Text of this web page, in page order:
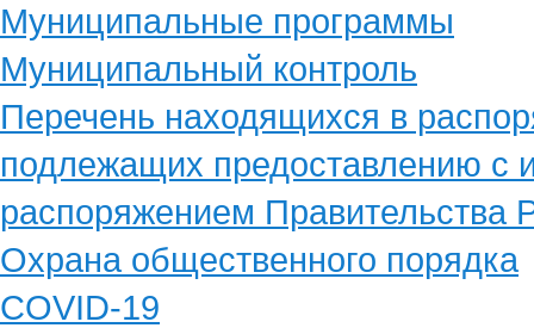
Муниципальные программы
Муниципальный контроль
Перечень находящихся в
подлежащих предоставлению с
распоряжением
Охрана общественного порядка
COVID-19